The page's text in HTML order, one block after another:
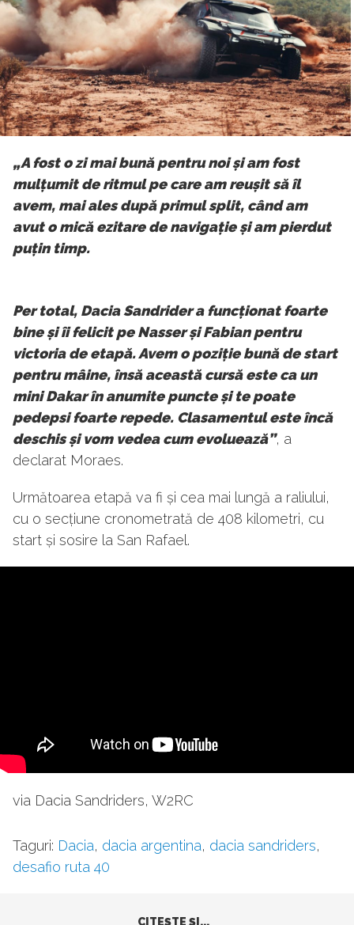
„A fost o zi mai bună pentru noi și am fost
mulțumit de ritmul pe care am reușit să îl
avem, mai ales după primul split, când am
avut o mică ezitare de navigație și am pierdut
puțin timp.
Per total, Dacia Sandrider a funcționat foarte
bine și îi felicit pe Nasser și Fabian pentru
victoria de etapă. Avem o poziție bună de start
pentru mâine, însă această cursă este ca un
mini Dakar în anumite puncte și te poate
pedepsi foarte repede. Clasamentul este încă
deschis și vom vedea cum evoluează”, a
declarat Moraes.
Următoarea etapă va fi și cea mai lungă a raliului,
cu o secțiune cronometrată de 408 kilometri, cu
start și sosire la San Rafael.
via Dacia Sandriders, W2RC
Taguri: Dacia, dacia argentina, dacia sandriders,
desafio ruta 40
CITEŞTE ŞI...